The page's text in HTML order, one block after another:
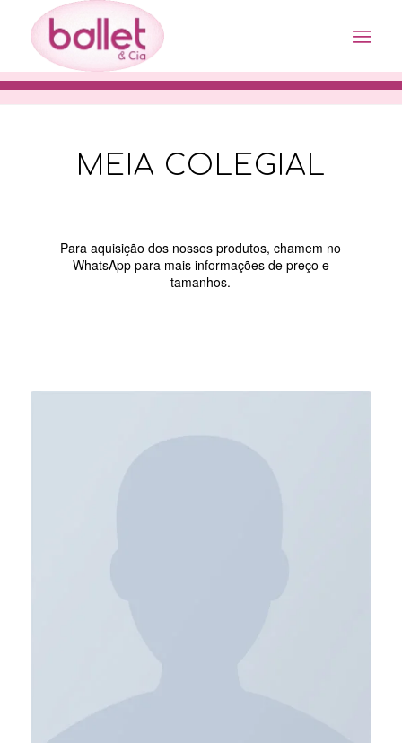
MEIA COLEGIAL
Para aquisição dos nossos produtos, chamem no
WhatsApp para mais informações de preço e
tamanhos.